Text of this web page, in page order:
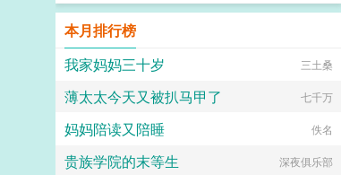
本月排行榜
我家妈妈三十岁
三土桑
薄太太今天又被扒马甲了 七千万
妈妈陪读又陪睡 佚名
贵族学院的末等生 深夜俱乐部